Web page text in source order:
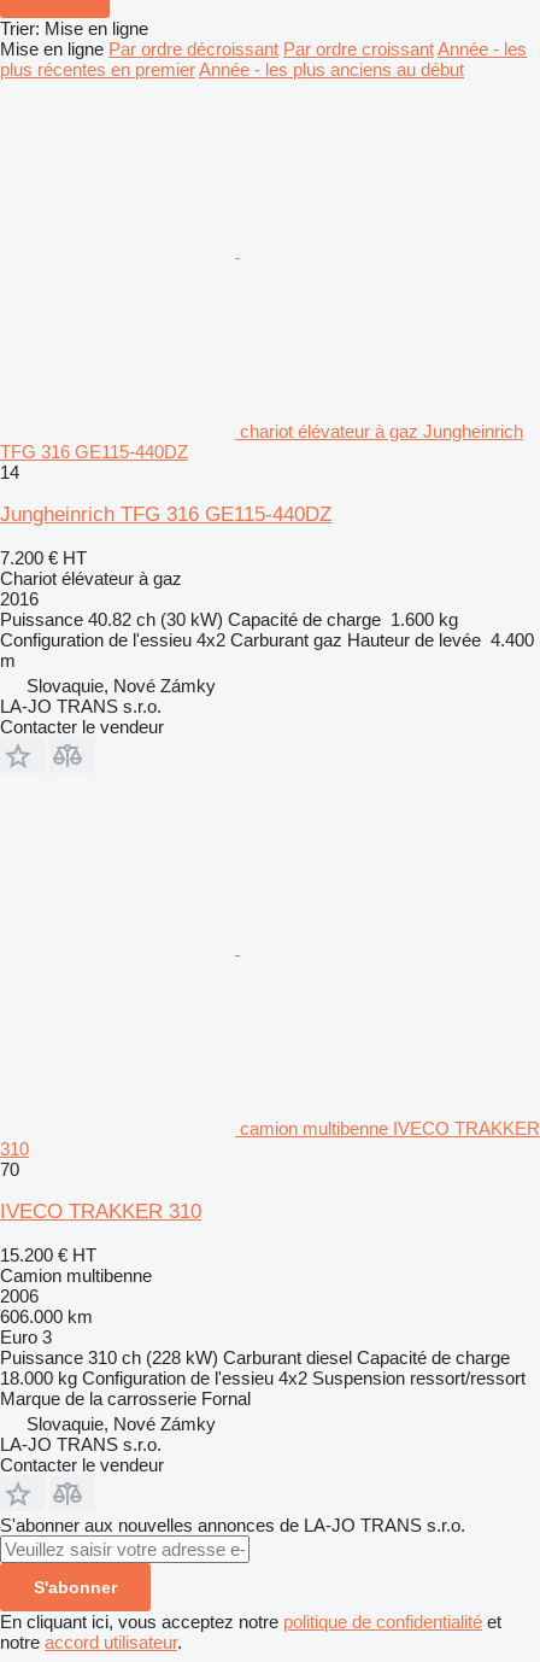
Trier: Mise en ligne
Mise en ligne Par ordre décroissant Par ordre croissantAnnée - les
plus récentes en premierAnnée - les plus anciens au début
chariot élévateur à gaz Jungheinrich
TFG 316 GE115-440DZ
14
Jungheinrich TFG 316 GE115-440DZ
7.200 € HT
Chariot élévateur à gaz
2016
Puissance 40.82 ch (30 kW) Capacité de charge 1.600 kg
Configuration de l'essieu 4x2 Carburant gaz Hauteur de levée 4.400
m
Slovaquie, Nové Zámky
LA-JO TRANS s.r.o.
Contacter le vendeur
camion multibenne IVECO TRAKKER
310
70
IVECO TRAKKER 310
15.200 € HT
Camion multibenne
2006
606.000 km
Euro 3
Puissance 310 ch (228 kW) Carburant diesel Capacité de charge
18.000 kg Configuration de l'essieu 4x2 Suspension ressort/ressort
Marque de la carrosserie Fornal
Slovaquie, Nové Zámky
LA-JO TRANS s.r.o.
Contacter le vendeur
S'abonner aux nouvelles annonces de LA-JO TRANS s.r.o.
S'abonner
En cliquant ici, vous acceptez notre politique de confidentialité et
notre accord utilisateur.